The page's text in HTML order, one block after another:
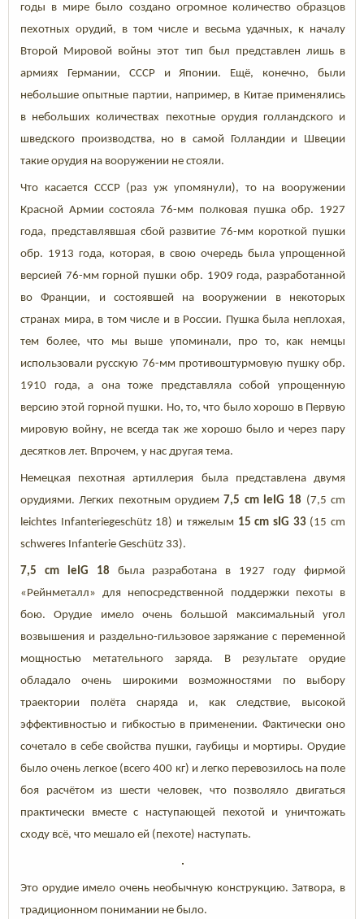
годы в мире было создано огромное количество образцов
пехотных орудий, в том числе и весьма удачных, к началу
Второй Мировой войны этот тип был представлен лишь в
армиях Германии, СССР и Японии. Ещё, конечно, были
небольшие опытные партии, например, в Китае применялись
в небольших количествах пехотные орудия голландского и
шведского производства, но в самой Голландии и Швеции
такие орудия на вооружении не стояли.
Что касается СССР (раз уж упомянули), то на вооружении
Красной Армии состояла 76-мм полковая пушка обр. 1927
года, представлявшая сбой развитие 76-мм короткой пушки
обр. 1913 года, которая, в свою очередь была упрощенной
версией 76-мм горной пушки обр. 1909 года, разработанной
во Франции, и состоявшей на вооружении в некоторых
странах мира, в том числе и в России. Пушка была неплохая,
тем более, что мы выше упоминали, про то, как немцы
использовали русскую 76-мм противоштурмовую пушку обр.
1910 года, а она тоже представляла собой упрощенную
версию этой горной пушки. Но, то, что было хорошо в Первую
мировую войну, не всегда так же хорошо было и через пару
десятков лет. Впрочем, у нас другая тема.
Немецкая пехотная артиллерия была представлена двумя
орудиями. Легких пехотным орудием 7,5 cm leIG 18 (7,5 cm
leichtes Infanteriegeschütz 18) и тяжелым 15 cm sIG 33(15 cm
schweres Infanterie Geschütz 33).
7,5 cm leIG 18 была разработана в 1927 году фирмой
«Рейнметалл» для непосредственной поддержки пехоты в
бою. Орудие имело очень большой максимальный угол
возвышения и раздельно-гильзовое заряжание с переменной
мощностью метательного заряда. В результате орудие
обладало очень широкими возможностями по выбору
траектории полёта снаряда и, как следствие, высокой
эффективностью и гибкостью в применении. Фактически оно
сочетало в себе свойства пушки, гаубицы и мортиры. Орудие
было очень легкое (всего 400 кг) и легко перевозилось на поле
боя расчётом из шести человек, что позволяло двигаться
практически вместе с наступающей пехотой и уничтожать
сходу всё, что мешало ей (пехоте) наступать.
Это орудие имело очень необычную конструкцию. Затвора, в
традиционном понимании не было.